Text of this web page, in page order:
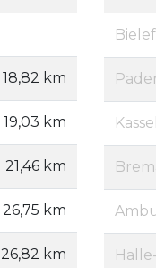
18,82 km
19,03 km
21,46 km
26,75 km
26,82 km
Kassel